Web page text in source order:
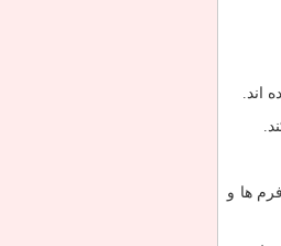
اند.
ها و